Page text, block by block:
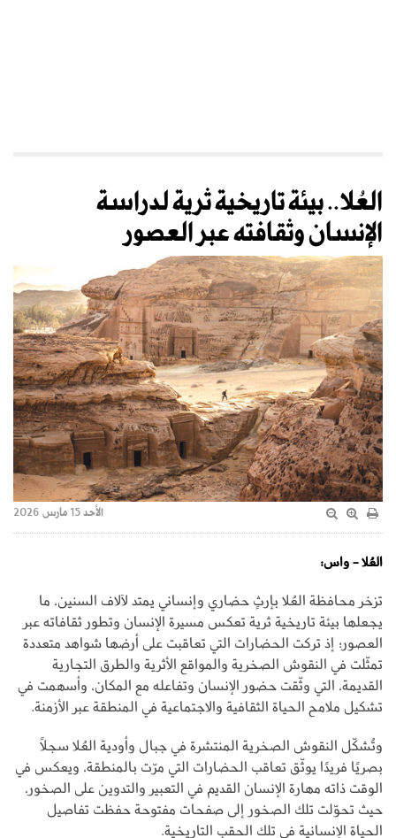
العُلا.. بيئة تاريخية ثرية لدراسة
الإنسان وثقافته عبر العصور
الأحد 15 مارس 2026
العُلا - واس:
تزخر محافظة العُلا بإرثٍ حضاري وإنساني يمتد لآلاف السنين، ما
يجعلها بيئة تاريخية ثرية تعكس مسيرة الإنسان وتطور ثقافاته عبر
العصور؛ إذ تركت الحضارات التي تعاقبت على أرضها شواهد متعددة
تمثّلت في النقوش الصخرية والمواقع الأثرية والطرق التجارية
القديمة، التي وثّقت حضور الإنسان وتفاعله مع المكان، وأسهمت في
تشكيل ملامح الحياة الثقافية والاجتماعية في المنطقة عبر الأزمنة.
وتُشكّل النقوش الصخرية المنتشرة في جبال وأودية العُلا سجلًا
بصريًا فريدًا يوثّق تعاقب الحضارات التي مرّت بالمنطقة، ويعكس في
الوقت ذاته مهارة الإنسان القديم في التعبير والتدوين على الصخور،
حيث تحوّلت تلك الصخور إلى صفحات مفتوحة حفظت تفاصيل
الحياة الإنسانية في تلك الحقب التاريخية.